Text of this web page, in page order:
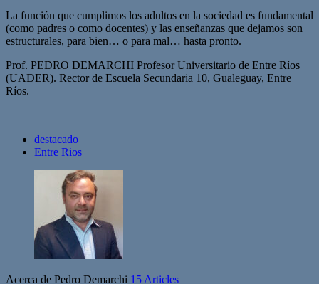
La función que cumplimos los adultos en la sociedad es fundamental
(como padres o como docentes) y las enseñanzas que dejamos son
estructurales, para bien… o para mal… hasta pronto.
Prof. PEDRO DEMARCHI Profesor Universitario de Entre Ríos
(UADER). Rector de Escuela Secundaria 10, Gualeguay, Entre
Ríos.
destacado
Entre Rios
Acerca de Pedro Demarchi 15 Articles